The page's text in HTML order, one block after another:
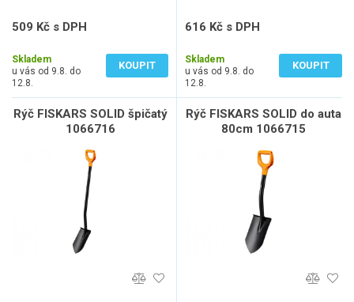
509 Kč s DPH
Skladem
u vás od 9.8. do
12.8.
KOUPIT
616 Kč s DPH
Skladem
u vás od 9.8. do
12.8.
KOUPIT
Rýč FISKARS SOLID špičatý
1066716
Rýč FISKARS SOLID do auta
80cm 1066715